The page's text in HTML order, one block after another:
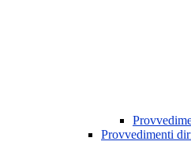
Provvedimenti